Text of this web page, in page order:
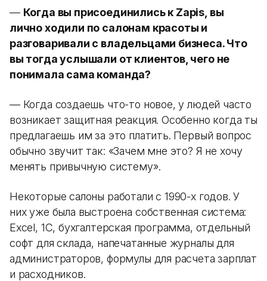
— Когда вы присоединились к Zapis, вы
лично ходили по салонам красоты и
разговаривали с владельцами бизнеса. Что
вы тогда услышали от клиентов, чего не
понимала сама команда?
— Когда создаешь что-то новое, у людей часто
возникает защитная реакция. Особенно когда ты
предлагаешь им за это платить. Первый вопрос
обычно звучит так: «Зачем мне это? Я не хочу
менять привычную систему».
Некоторые салоны работали с 1990-х годов. У
них уже была выстроена собственная система:
Excel, 1С, бухгалтерская программа, отдельный
софт для склада, напечатанные журналы для
администраторов, формулы для расчета зарплат
и расходников.